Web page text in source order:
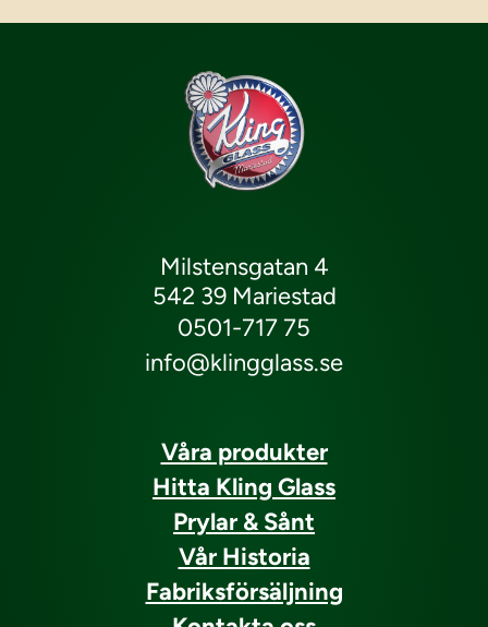
Milstensgatan 4
542 39 Mariestad
0501-717 75
info@klingglass.se
Våra produkter
Hitta Kling Glass
Prylar & Sånt
Vår Historia
Fabriksförsäljning